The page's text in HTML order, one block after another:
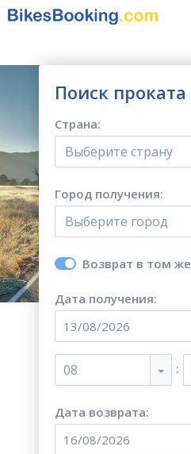
Поиск проката
Страна:
Выберите страну
Город получения:
Выберите город
Возврат в том
Дата получения:
08 :
Дата возврата: